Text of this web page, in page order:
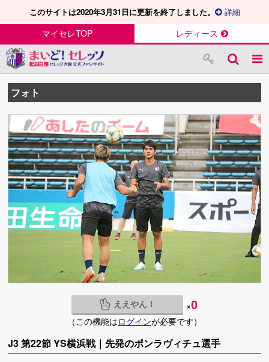
このサイトは2020年3月31日に更新を終了しました。 詳細
マイセレTOP レディース
フォト
ええやん！ ×0
（この機能はログインが必要です）
J3 第22節 YS横浜戦｜先発のポンラヴィチュ選手